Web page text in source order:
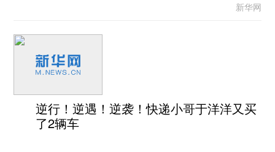
新华网
逆行！逆遇！逆袭！快递小哥于洋洋又买
了2辆车